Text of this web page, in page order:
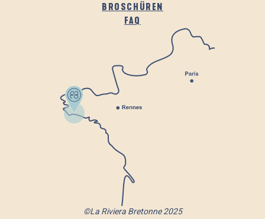
BROSCHÜREN
FAQ
©La Riviera Bretonne 2025